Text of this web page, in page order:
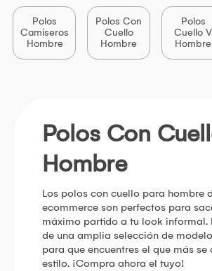
Polos
Camiseros
Hombre
Polos Con
Cuello
Hombre
Polos
Cuello V
Hombre
Polos Con
Hombre
Los polos con cuello para hombre
ecommerce son perfectos para
máximo partido a tu look informal.
de una amplia selección de
para que encuentres el que más se
estilo. ¡Compra ahora el tuyo!